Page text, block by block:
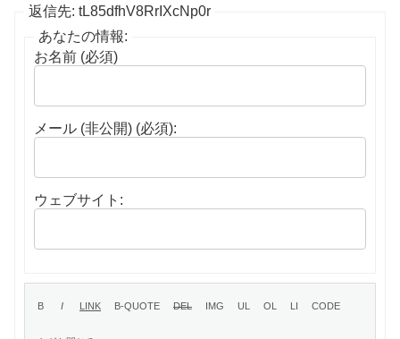
返信先: tL85dfhV8RrIXcNp0r
あなたの情報:
お名前 (必須)
メール (非公開) (必須):
ウェブサイト: